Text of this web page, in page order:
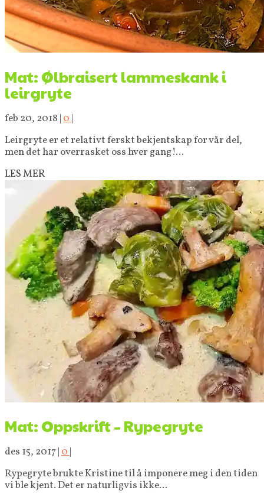
Mat: Ølbraisert lammeskank i
leirgryte
feb 20, 2018 | 0 |
Leirgryte er et relativt ferskt bekjentskap for vår del,
men det har overrasket oss hver gang!...
LES MER
Mat: Oppskrift – Rypegryte
des 15, 2017|0|
Rypegryte brukte Kristine til å imponere meg i den tiden
vi ble kjent. Det er naturligvis ikke...